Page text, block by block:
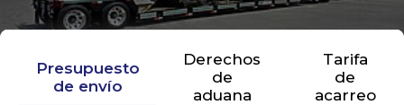
Presupuesto
de envío
Derechos
de
aduana
Tarifa
de
acarreo